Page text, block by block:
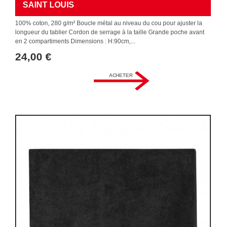
SAINT LOUIS
100% coton, 280 g/m² Boucle métal au niveau du cou pour ajuster la
longueur du tablier Cordon de serrage à la taille Grande poche avant
en 2 compartiments Dimensions : H:90cm,...
24,00 €
ACHETER